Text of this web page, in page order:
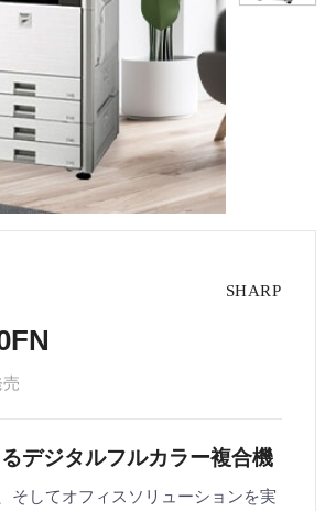
デジタルフルカラー複合機
そしてオフィスソリューションを実